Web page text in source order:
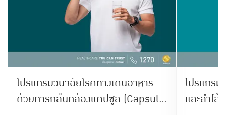
โปรแกรมวินิจฉัยโรคทางเดินอาหาร
ด้วยการกลืนกล้องแคปซูล (Capsule
โปรแกรม
และลำไส้